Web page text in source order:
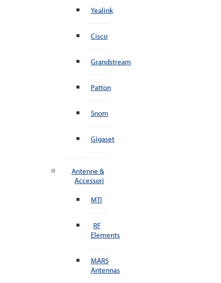
Yealink
Cisco
Grandstream
Patton
Snom
Gigaset
Antenne &
Accessori
MTI
RF
Elements
MARS
Antennas